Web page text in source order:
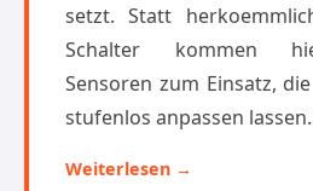
setzt. Statt
Schalter kommen
Sensoren zum Einsatz,
stufenlos anpassen
Weiterlesen →